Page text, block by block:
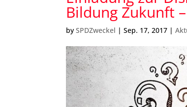
Bildung Zukunft
bySPDZweckel |Sep. 17, 2017 |